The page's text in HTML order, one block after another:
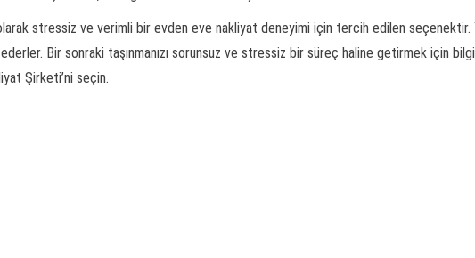
stressiz ve verimli bir evden eve nakliyat deneyimi için tercih edilen seçenektir.
Bir sonraki taşınmanızı sorunsuz ve stressiz bir süreç haline getirmek için
Şirketi’ni seçin.